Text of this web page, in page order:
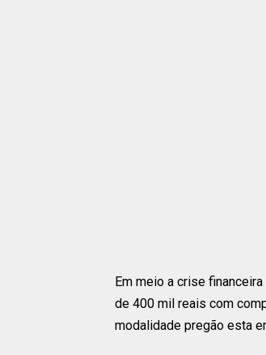
Em meio a crise
de 400 mil reais com
modalidade pregão esta